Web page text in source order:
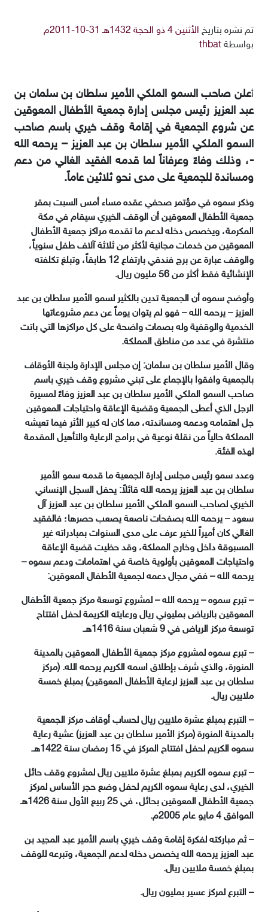
تم نشره بتاريخ الأثنين 4 ذو الحجة 1432هـ 31-10-2011م
بواسطة thbat
أعلن صاحب السمو الملكي الأمير سلطان بن سلمان بن
عبد العزيز رئيس مجلس إدارة جمعية الأطفال المعوقين
عن شروع الجمعية في إقامة وقف خيري باسم صاحب
السمو الملكي الأمير سلطان بن عبد العزيز – يرحمه الله
-، وذلك وفاءً وعرفاناً لما قدمه الفقيد الغالي من دعم
ومساندة للجمعية على مدى نحو ثلاثين عاماً.
وذكر سموه في مؤتمر صحفي عقده مساء أمس السبت بمقر
جمعية الأطفال المعوقين أن الوقف الخيري سيقام في مكة
المكرمة، ويخصص دخله لدعم ما تقدمه مراكز جمعية الأطفال
المعوقين من خدمات مجانية لأكثر من ثلاثة آلاف طفل سنوياً،
والوقف عبارة عن برج فندقي بارتفاع 12 طابقاً، وتبلغ تكلفته
الإنشائية فقط أكثر من 56 مليون ريال.
وأوضح سموه أن الجمعية تدين بالكثير لسمو الأمير سلطان بن عبد
العزيز – يرحمه الله – فهو لم يتوان يوماً عن دعم مشروعاتها
الخدمية والوقفية وله بصمات واضحة على كل مراكزها التي باتت
منتشرة في عدد من مناطق المملكة.
وقال الأمير سلطان بن سلمان: إن مجلس الإدارة ولجنة الأوقاف
بالجمعية وافقوا بالإجماع على تبني مشروع وقف خيري باسم
صاحب السمو الملكي الأمير سلطان بن عبد العزيز وفاءً لمسيرة
الرجل الذي أعطى الجمعية وقضية الإعاقة واحتياجات المعوقين
جل اهتمامه ودعمه ومساندته، مما كان له كبير الأثر فيما تعيشه
المملكة حالياً من نقلة نوعية في برامج الرعاية والتأهيل المقدمة
لهذه الفئة.
وعدد سمو رئيس مجلس إدارة الجمعية ما قدمه سمو الأمير
سلطان بن عبد العزيز يرحمه الله قائلاً: يحفل السجل الإنساني
الخيري لصاحب السمو الملكي الأمير سلطان بن عبد العزيز آل
سعود – يرحمه الله بصفحات ناصعة يصعب حصرها؛ فالفقيد
الغالي كان أميراً للخير عرف على مدى السنوات بمبادراته غير
المسبوقة داخل وخارج المملكة، وقد حظيت قضية الإعاقة
واحتياجات المعوقين بأولوية خاصة في اهتمامات ودعم سموه –
يرحمه الله – ففي مجال دعمه لجمعية الأطفال المعوقين:
– تبرع سموه – يرحمه الله – لمشروع توسعة مركز جمعية الأطفال
المعوقين بالرياض بمليوني ريال ورعايته الكريمة لحفل افتتاح
توسعة مركز الرياض في 9 شعبان سنة 1416هـ.
– تبرع سموه لمشروع مركز جمعية الأطفال المعوقين بالمدينة
المنورة، والذي شرف بإطلاق اسمه الكريم يرحمه الله. (مركز
سلطان بن عبد العزيز لرعاية الأطفال المعوقين) بمبلغ خمسة
ملايين ريال.
– التبرع بمبلغ عشرة ملايين ريال لحساب أوقاف مركز الجمعية
بالمدينة المنورة (مركز الأمير سلطان بن عبد العزيز) عشية رعاية
سموه الكريم لحفل افتتاح المركز في 15 رمضان سنة 1422هـ.
– تبرع سموه الكريم بمبلغ عشرة ملايين ريال لمشروع وقف حائل
الخيري، لدى رعاية سموه الكريم لحفل وضع حجر الأساس لمركز
جمعية الأطفال المعوقين بحائل، في 25 ربيع الأول سنة 1426هـ
الموافق 4 مايو عام 2005م.
– ثم مباركته لفكرة إقامة وقف خيري باسم الأمير عبد المجيد بن
عبد العزيز يرحمه الله يخصص دخله لدعم الجمعية، وتبرعه للوقف
بمبلغ خمسة ملايين ريال.
– التبرع لمركز عسير بمليون ريال.